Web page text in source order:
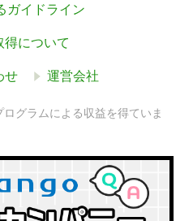
ガイドライン
得について
せ 運営会社
グラムによる収益を得ていま